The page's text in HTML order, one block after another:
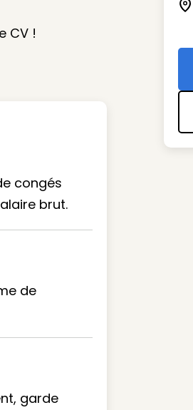
CV !
congés
brut.
de
garde